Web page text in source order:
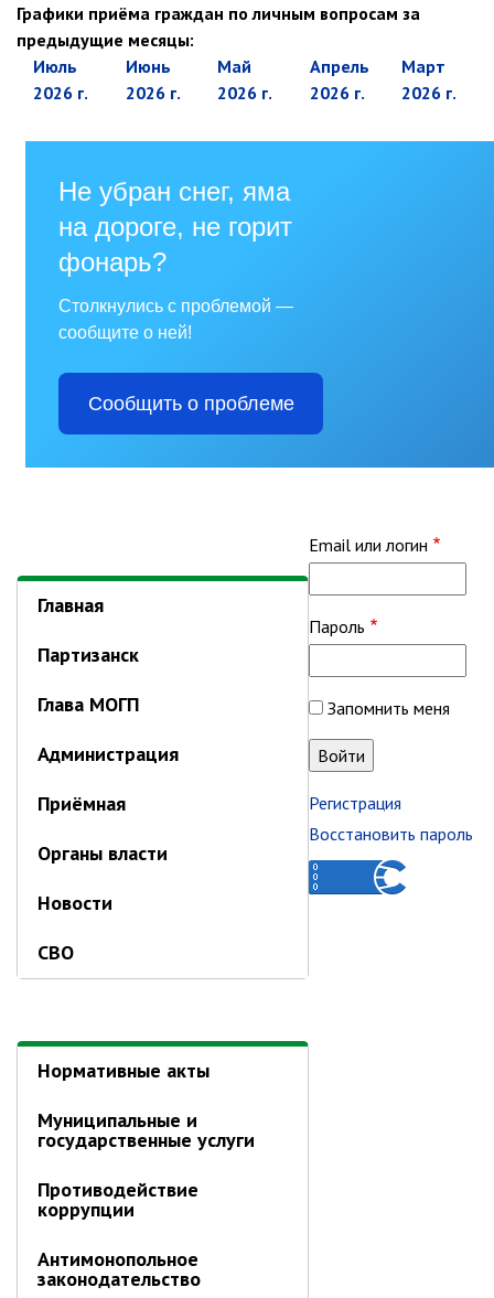
Управление по организационно-
контрольной работе
Управление экономики и
собственности
Об управлении экономики и
Отдел экономики
Труд
Специалисты по вопросам
Отдел имущественных
отношений
Об отделе имущественных
отношений
Аукционные торги
Отдел территриального
Управление образования
Опека и попечительство
Плановые проверки
Городские диспетчерские
развития систем
коммун.инфраструктуры
сезону
Тарифы, нормативы
Информирование граждан
управление
Графики приёма граждан по личным вопросам за
предыдущие месяцы:
июль
2026 г.
июнь
2026 г.
май
2026 г.
апрель
2026 г.
март
2026 г.
Главная
Партизанск
Глава МОГП
Администрация
Приёмная
Органы власти
Новости
СВО
Нормативные акты
Муниципальные и
государственные услуги
Противодействие
коррупции
Антимонопольное
законодательство
Email или логин
Пароль
Запомнить меня
Регистрация
Восстановить пароль